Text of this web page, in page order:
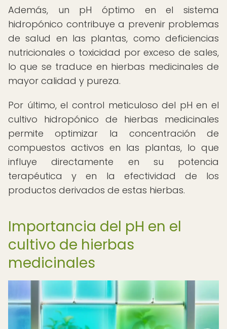
Además, un pH óptimo en el sistema
hidropónico contribuye a prevenir problemas
de salud en las plantas, como deficiencias
nutricionales o toxicidad por exceso de sales,
lo que se traduce en hierbas medicinales de
mayor calidad y pureza.
Por último, el control meticuloso del pH en el
cultivo hidropónico de hierbas medicinales
permite optimizar la concentración de
compuestos activos en las plantas, lo que
influye directamente en su potencia
terapéutica y en la efectividad de los
productos derivados de estas hierbas.
Importancia del pH en el
cultivo de hierbas
medicinales